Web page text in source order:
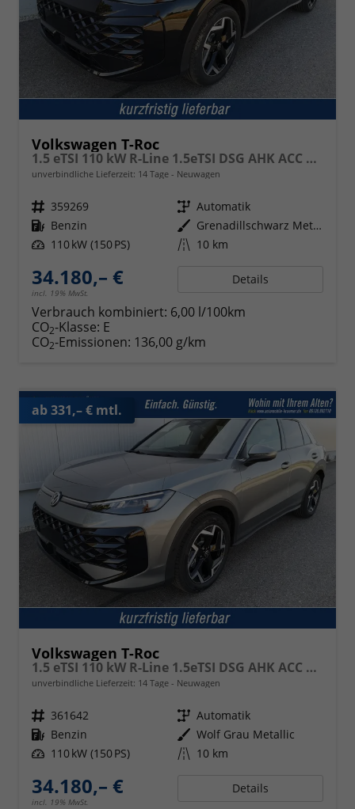
Volkswagen T-Roc
1.5 eTSI 110 kW R-Line 1.5eTSI DSG AHK ACC el. Hk 18 Zoll
unverbindliche Lieferzeit: 14 Tage Neuwagen
Fahrzeugnr. 359269 Getriebe Automatik
Kraftstoff Benzin Außenfarbe
Grenadillschwarz Metallic
Leistung 110 kW (150 PS) Kilometerstand 10 km
34.180,– €
incl. 19% MwSt.
Details
Verbrauch kombiniert: 6,00 l/100km
CO2-Klasse: E
CO2-Emissionen: 136,00 g/km
ab 331,– € mtl.
Volkswagen T-Roc
1.5 eTSI 110 kW R-Line 1.5eTSI DSG AHK ACC el. Hk 18 Zoll
unverbindliche Lieferzeit: 14 Tage Neuwagen
Fahrzeugnr. 361642 Getriebe Automatik
Kraftstoff Benzin Außenfarbe Wolf Grau Metallic
Leistung 110 kW (150 PS) Kilometerstand 10 km
34.180,– €
incl. 19% MwSt.
Details